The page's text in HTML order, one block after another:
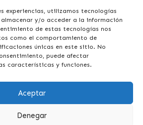
experiencias, utilizamos tecnologías
y/o acceder a la información
de estas tecnologías nos
como el comportamiento de
únicas en este sitio. No
puede afectar
características y funciones.
Aceptar
Denegar